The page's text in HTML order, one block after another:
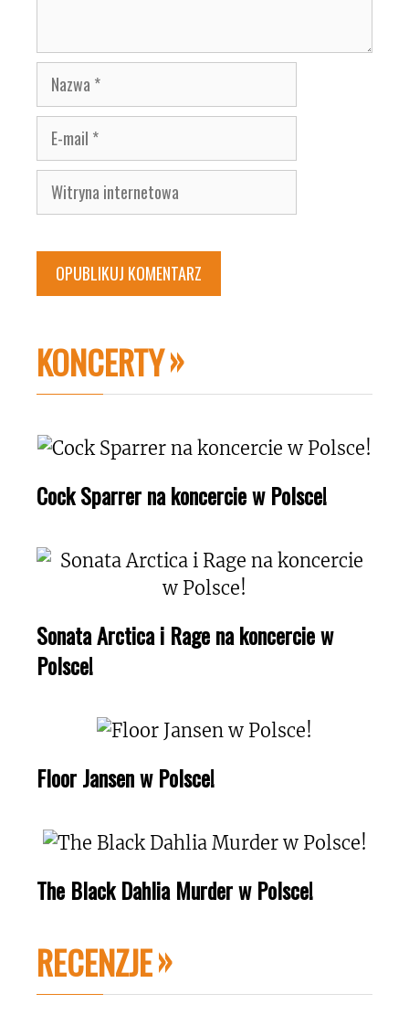
Nazwa
E-
mail
Witryna
internetowa
KONCERTY
Cock Sparrer na koncercie w Polsce!
Sonata Arctica i Rage na koncercie w
Polsce!
Floor Jansen w Polsce!
The Black Dahlia Murder w Polsce!
RECENZJE